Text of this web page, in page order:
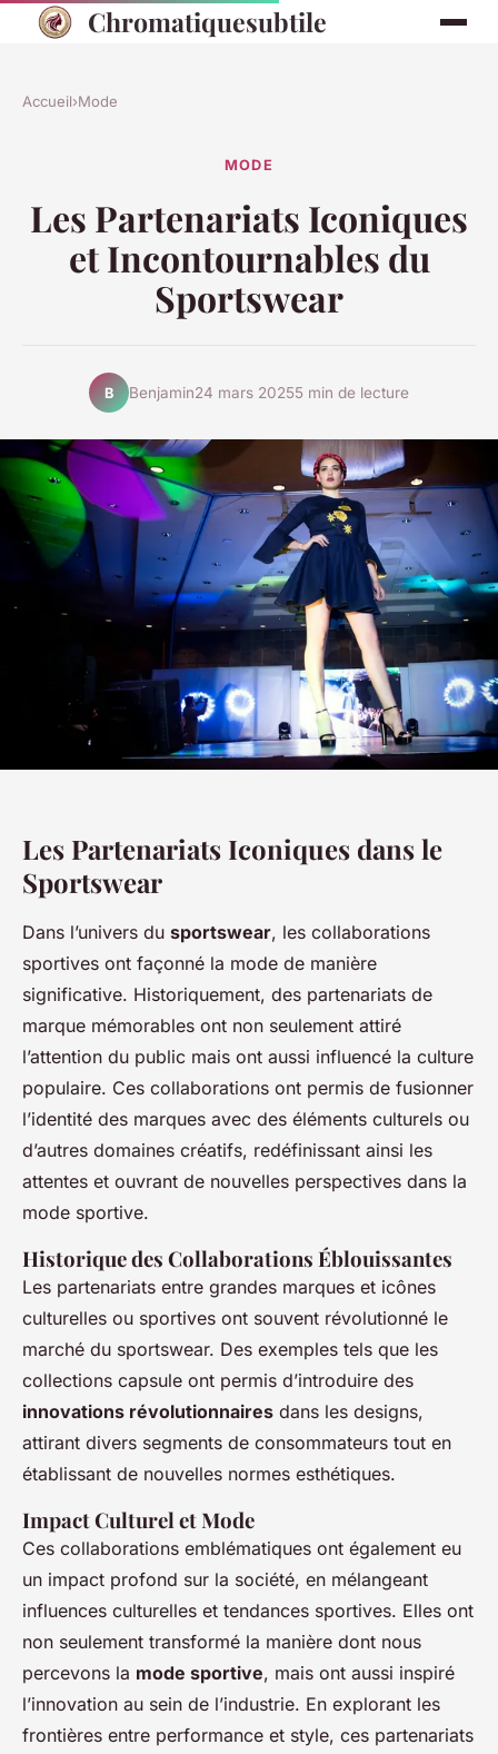
Chromatiquesubtile
Accueil›Mode
MODE
Les Partenariats Iconiques
et Incontournables du
Sportswear
B Benjamin24 mars 20255 min de lecture
Les Partenariats Iconiques dans le
Sportswear
Dans l’univers du sportswear, les collaborations
sportives ont façonné la mode de manière
significative. Historiquement, des partenariats de
marque mémorables ont non seulement attiré
l’attention du public mais ont aussi influencé la culture
populaire. Ces collaborations ont permis de fusionner
l’identité des marques avec des éléments culturels ou
d’autres domaines créatifs, redéfinissant ainsi les
attentes et ouvrant de nouvelles perspectives dans la
mode sportive.
Historique des Collaborations Éblouissantes
Les partenariats entre grandes marques et icônes
culturelles ou sportives ont souvent révolutionné le
marché du sportswear. Des exemples tels que les
collections capsule ont permis d’introduire des
innovations révolutionnaires dans les designs,
attirant divers segments de consommateurs tout en
établissant de nouvelles normes esthétiques.
Impact Culturel et Mode
Ces collaborations emblématiques ont également eu
un impact profond sur la société, en mélangeant
influences culturelles et tendances sportives. Elles ont
non seulement transformé la manière dont nous
percevons la mode sportive, mais ont aussi inspiré
l’innovation au sein de l’industrie. En explorant les
frontières entre performance et style, ces partenariats